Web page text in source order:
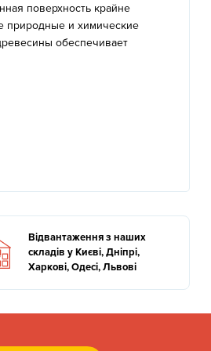
поверхность крайне
природные и химические
обеспечивает
Відвантаження з наших
складів у Києві, Дніпрі,
Харкові, Одесі, Львові